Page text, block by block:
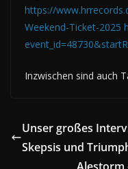
https://
Weekend-Ticket-2025
Inzwischen sind auch
Unser großes
Skepsis und